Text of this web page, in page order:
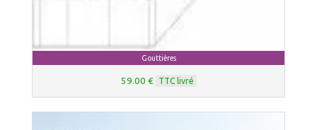
Gouttières
59.00 € TTC livré